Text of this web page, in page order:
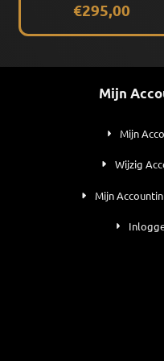
€295,00
Mijn
Mijn
Wijzig
Mijn